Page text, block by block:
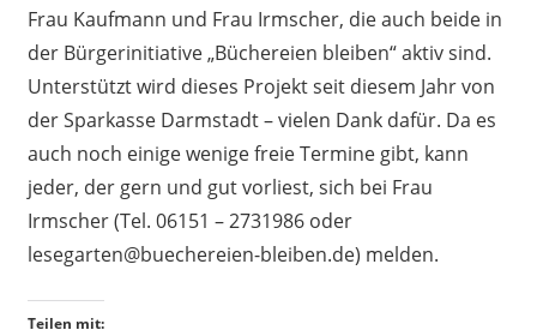
Frau Kaufmann und Frau Irmscher, die auch beide in
der Bürgerinitiative „Büchereien bleiben“ aktiv sind.
Unterstützt wird dieses Projekt seit diesem Jahr von
der Sparkasse Darmstadt – vielen Dank dafür. Da es
auch noch einige wenige freie Termine gibt, kann
jeder, der gern und gut vorliest, sich bei Frau
Irmscher (Tel. 06151 – 2731986 oder
lesegarten@buechereien-bleiben.de) melden.
Teilen mit: